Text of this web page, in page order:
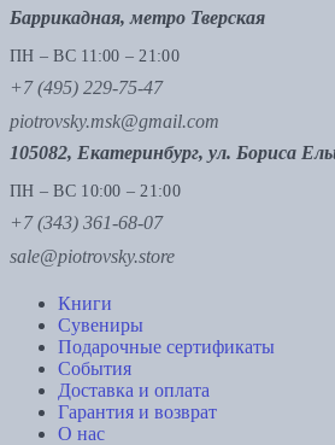
Баррикадная, метро Тверская
ПН – ВС 11:00 – 21:00
+7 (495) 229-75-47
piotrovsky.msk@gmail.com
105082, Екатеринбург, ул. Бориса
ПН – ВС 10:00 – 21:00
+7 (343) 361-68-07
sale@piotrovsky.store
Книги
Сувениры
Подарочные сертификаты
События
Доставка и оплата
Гарантия и возврат
О нас